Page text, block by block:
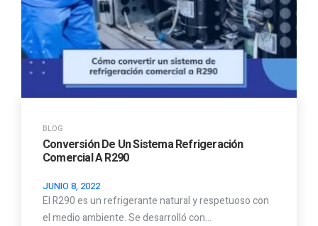
BLOG
Conversión De Un Sistema Refrigeración
Comercial A R290
JUNIO 8, 2022
El R290 es un refrigerante natural y respetuoso con
el medio ambiente. Se desarrolló con…